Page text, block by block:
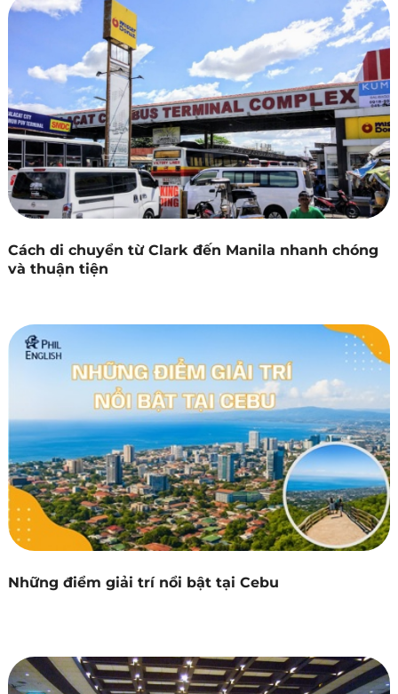
Cách di chuyển từ Clark đến Manila nhanh chóng
và thuận tiện
Những điểm giải trí nổi bật tại Cebu